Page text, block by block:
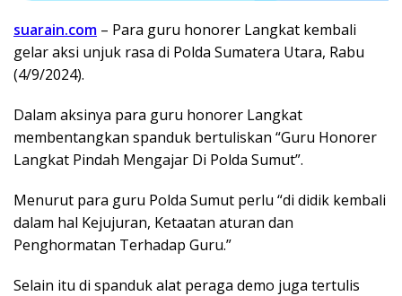
suarain.com – Para guru honorer Langkat kembali
gelar aksi unjuk rasa di Polda Sumatera Utara, Rabu
(4/9/2024).
Dalam aksinya para guru honorer Langkat
membentangkan spanduk bertuliskan “Guru Honorer
Langkat Pindah Mengajar Di Polda Sumut”.
Menurut para guru Polda Sumut perlu “di didik kembali
dalam hal Kejujuran, Ketaatan aturan dan
Penghormatan Terhadap Guru.”
Selain itu di spanduk alat peraga demo juga tertulis